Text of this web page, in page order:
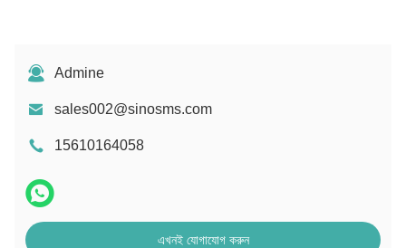
Admine
sales002@sinosms.com
15610164058
এখনই যোগাযোগ করুন